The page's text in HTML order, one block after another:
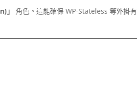
」
角色。這能確保 WP-Stateless 等外掛有